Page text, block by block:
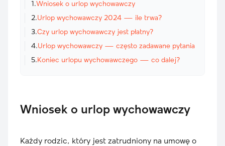
1.Wniosek o urlop wychowawczy
2.Urlop wychowawczy 2024 — ile trwa?
3.Czy urlop wychowawczy jest płatny?
4.Urlop wychowawczy — często zadawane pytania
5. Koniec urlopu wychowawczego — co dalej?
Wniosek o urlop wychowawczy
Każdy rodzic, który jest zatrudniony na umowę o